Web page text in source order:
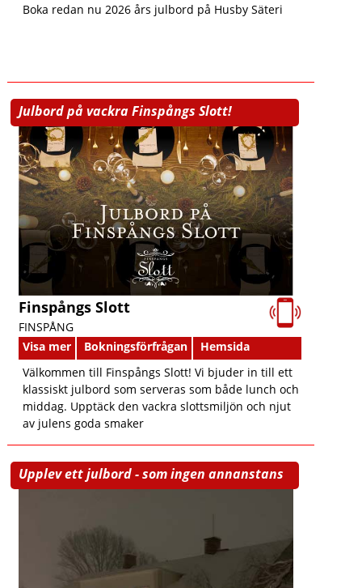
Boka redan nu 2026 års julbord på Husby Säteri
Julbord på vackra Finspångs Slott!
Finspångs Slott
FINSPÅNG
Visa mer
Bokningsförfrågan
Hemsida
Välkommen till Finspångs Slott! Vi bjuder in till ett
klassiskt julbord som serveras som både lunch och
middag. Upptäck den vackra slottsmiljön och njut
av julens goda smaker
Upplev ett julbord - som ingen annanstans